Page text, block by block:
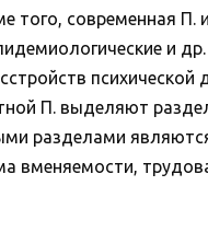
того, современная П.
П. выделяют
разделами
вменяемости,